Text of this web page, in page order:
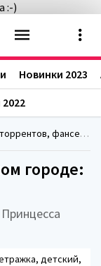
:-)
Первый мультфильм - никаких rutor, rutracker, торрентов, фансериалс, fanserials
городе:
детский,
Новинки 2023